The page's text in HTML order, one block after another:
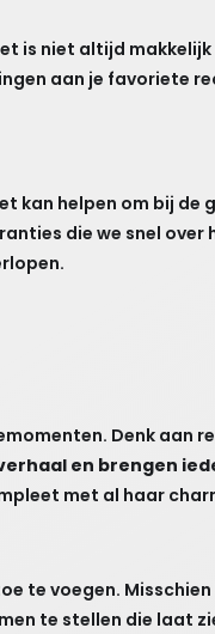
is niet altijd
aan je favoriete
kan helpen om bij de
die we snel over
Denk aan
en brengen
met al haar
te voegen.
te stellen die laat